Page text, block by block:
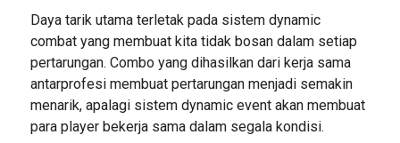
Daya tarik utama terletak pada sistem dynamic
combat yang membuat kita tidak bosan dalam setiap
pertarungan. Combo yang dihasilkan dari kerja sama
antarprofesi membuat pertarungan menjadi semakin
menarik, apalagi sistem dynamic event akan membuat
para player bekerja sama dalam segala kondisi.